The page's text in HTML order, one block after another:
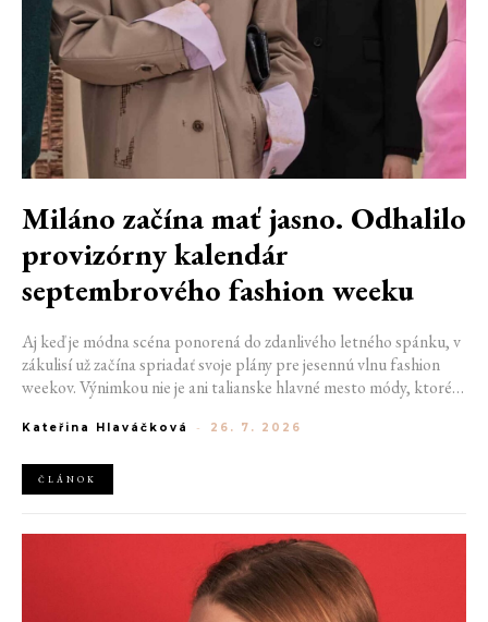
Miláno začína mať jasno. Odhalilo
provizórny kalendár
septembrového fashion weeku
Aj keď je módna scéna ponorená do zdanlivého letného spánku, v
zákulisí už začína spriadať svoje plány pre jesennú vlnu fashion
weekov. Výnimkou nie je ani talianske hlavné mesto módy, ktoré
od 22. do 28. septembra privíta tradičné mená, pozornosť však
značky Moschino.
Kateřina Hlaváčková - 26. 7. 2026
ČLÁNOK